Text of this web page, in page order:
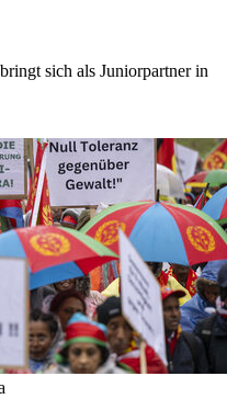
sich als Juniorpartner in